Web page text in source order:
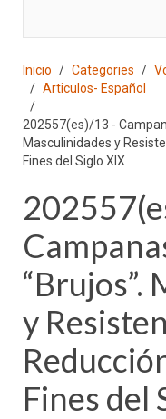
Inicio Categories
Articulos- Español
202557(es)/13 -
Masculinidades y
Fines del Siglo XIX
“Brujos”.
y
Fines del